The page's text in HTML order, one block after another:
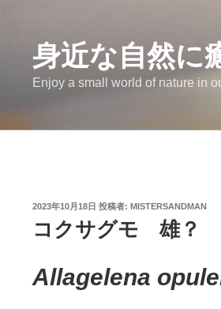
身近な自然に
Enjoy a small world of nature in
投
2023年10月18日 投稿者: MISTERSANDMAN
コクサグモ 雄？
Allagelena